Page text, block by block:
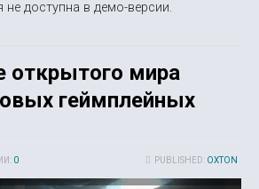
не доступна в демо-версии.
открытого мира
геймплейных
PUBLISHED: OXTON
0